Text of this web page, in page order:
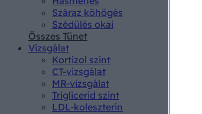
Száraz köhögés
Szédülés okai
Összes Tünet
Vizsgálat
Kortizol szint
CT-vizsgálat
MR-vizsgálat
Triglicerid szint
LDL-koleszterin